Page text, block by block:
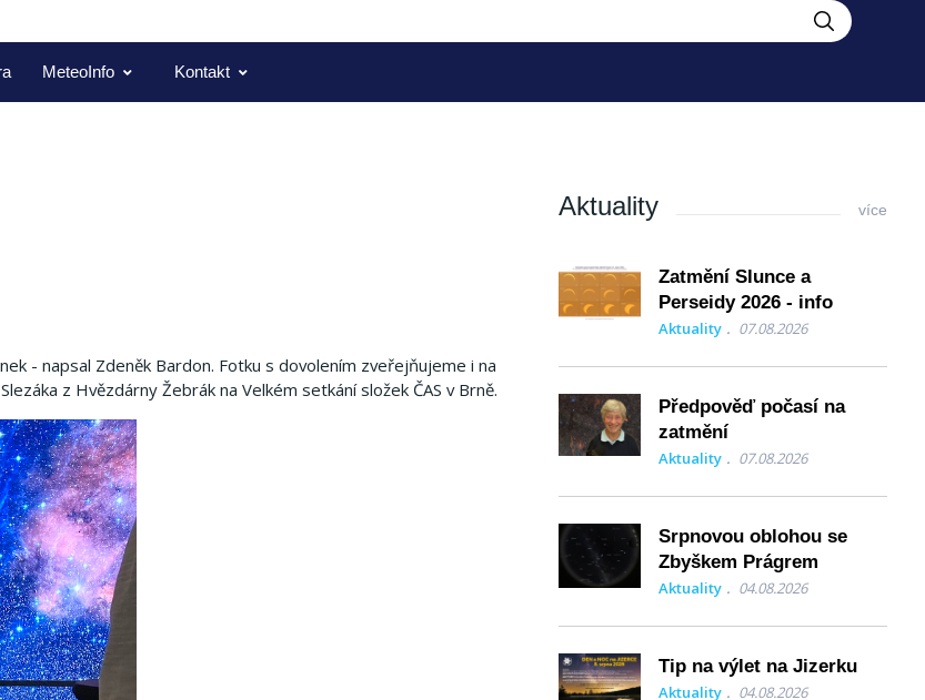
MeteoInfo Kontakt
- napsal Zdeněk Bardon. Fotku s dovolením zveřejňujeme i na
z Hvězdárny Žebrák na Velkém setkání složek ČAS v Brně.
Aktuality více
Zatmění Slunce a
Perseidy 2026 - info
Aktuality 07.08.2026
Předpověď počasí na
zatmění
Aktuality 07.08.2026
Srpnovou oblohou se
Zbyškem Prágrem
Aktuality 04.08.2026
Tip na výlet na Jizerku
Aktuality 04.08.2026